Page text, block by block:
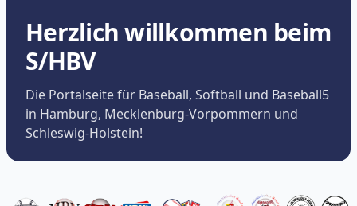
Herzlich willkommen beim
S/HBV
Die Portalseite für Baseball, Softball und Baseball5
in Hamburg, Mecklenburg-Vorpommern und
Schleswig-Holstein!